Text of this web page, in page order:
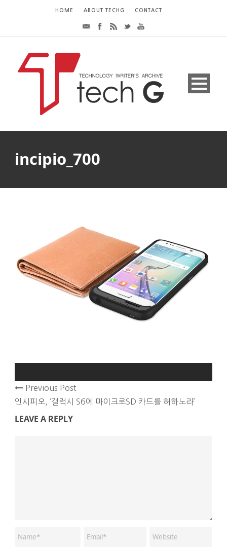
HOME ABOUT TECHG CONTACT
incipio_700
Previous Post
인시피오, ‘갤럭시 S6에 마이크로SD 카드를 허하노라’
LEAVE A REPLY